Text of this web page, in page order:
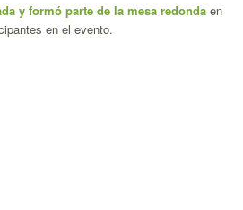
y formó parte de la mesa redonda en
en el evento.